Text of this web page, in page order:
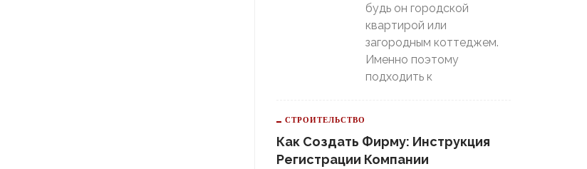
будь он городской
квартирой или
загородным коттеджем.
Именно поэтому
подходить к
СТРОИТЕЛЬСТВО
Как Создать Фирму: Инструкция
Регистрации Компании